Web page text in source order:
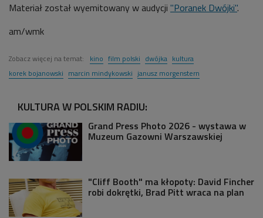
Materiał został wyemitowany w audycji "Poranek Dwójki".
am/wmk
Zobacz więcej na temat: kino film polski dwójka kultura
korek bojanowski marcin mindykowski janusz morgenstern
KULTURA W POLSKIM RADIU:
Grand Press Photo 2026 - wystawa w
Muzeum Gazowni Warszawskiej
"Cliff Booth" ma kłopoty: David Fincher
robi dokrętki, Brad Pitt wraca na plan